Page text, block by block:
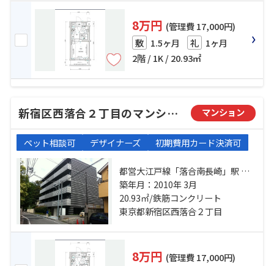
8万円 (管理費 17,000円)
敷 1.5ヶ月 礼 1ヶ月
2階 / 1K / 20.93㎡
新宿区西落合２丁目のマンション マンション
ペット相談可 デザイナーズ 初期費用カード決済可
都営大江戸線「落合南長崎」駅 徒
歩9分 西武新宿線「新井薬師前」
駅 徒歩10分 西武新宿線「沼袋」
駅 徒歩17分
築年月：2010年 3月
20.93㎡/鉄筋コンクリート
東京都新宿区西落合２丁目
8万円 (管理費 17,000円)